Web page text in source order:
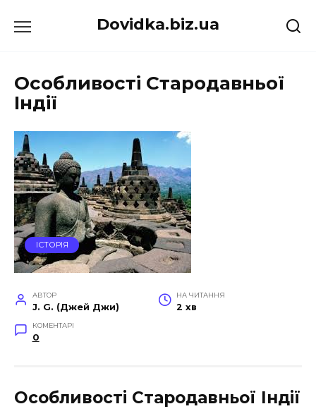
до
Dovidka.biz.ua
Особливості Стародавньої
Індії
ІСТОРІЯ
АВТОР
J. G. (Джей Джи)
НА ЧИТАННЯ
2 хв
КОМЕНТАРІ
0
Особливості Стародавньої Індії